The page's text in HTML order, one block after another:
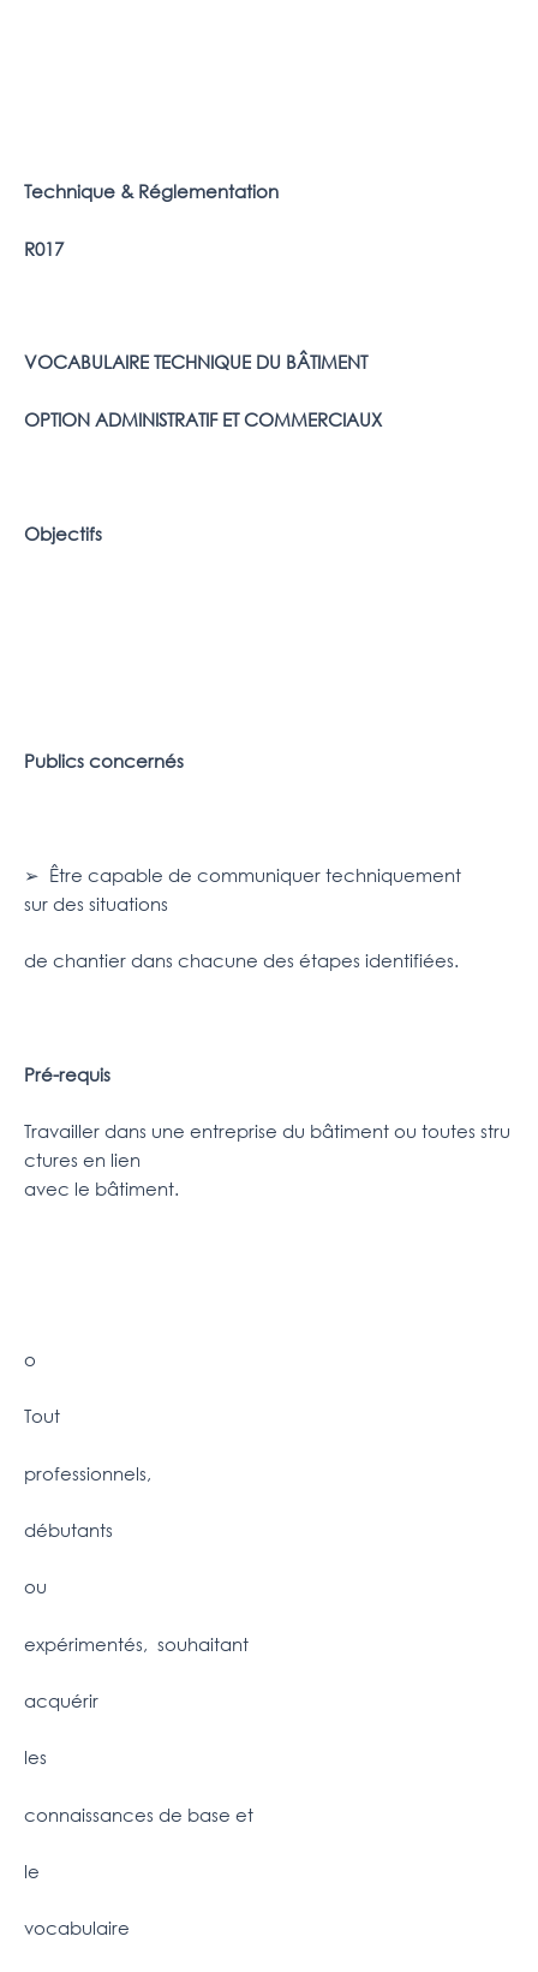
Technique & Réglementation
R017
VOCABULAIRE TECHNIQUE DU BÂTIMENT
OPTION ADMINISTRATIF ET COMMERCIAUX
Objectifs
Publics concernés
➢ Être capable de communiquer techniquement
sur des situations
de chantier dans chacune des étapes identifiées.
Pré-requis
Travailler dans une entreprise du bâtiment ou toutes stru
ctures en lien
avec le bâtiment.
o
Tout
professionnels,
débutants
ou
expérimentés, souhaitant
acquérir
les
connaissances de base et
le
vocabulaire